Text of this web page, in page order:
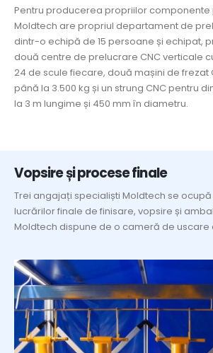
Pentru producerea propriilor componente
Moldtech are propriul departament de
dintr-o echipă de 15 persoane și echipat,
două centre de prelucrare CNC verticale
24 de scule fiecare, două mașini de frezat
până la 3.500 kg și un strung CNC pentru
la 3 m lungime și 450 mm în diametru.
Vopsire și procese finale
Trei angajați specialiști Moldtech se
lucrărilor finale de finisare, vopsire și
Moldtech dispune de o cameră de uscare